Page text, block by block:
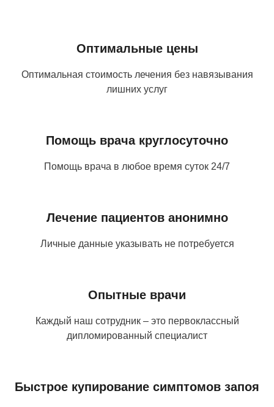
5 000 ₽
3 500 ₽
Медикаментозное лечение алкоголизма
Горячая линия алкоголиков
БЕСПЛАТНО
Оптимальные цены
Оптимальная стоимость лечения без навязывания
лишних услуг
Помощь врача круглосуточно
Помощь врача в любое время суток 24/7
Лечение пациентов анонимно
Личные данные указывать не потребуется
Опытные врачи
Каждый наш сотрудник – это первоклассный
дипломированный специалист
Быстрое купирование симптомов запоя